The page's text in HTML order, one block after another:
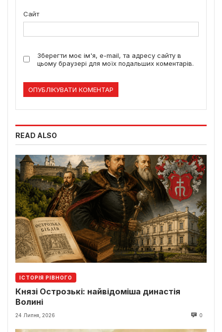
Сайт
Зберегти моє ім'я, e-mail, та адресу сайту в
цьому браузері для моїх подальших коментарів.
READ ALSO
ІСТОРІЯ РІВНОГО
Князі Острозькі: найвідоміша династія
Волині
24 Липня, 2026 0